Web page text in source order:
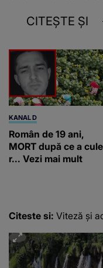
CITEȘTE ȘI
KANAL D
Român de 19 ani,
MORT după ce a
r... Vezi mai mult
Citeste si: Viteză și